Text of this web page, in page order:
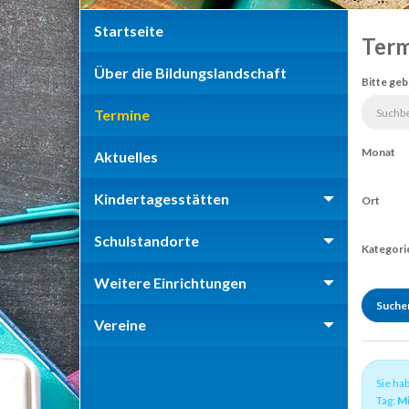
Startseite
Über die Bildungslandschaft
Termine
Aktuelles
Kindertagesstätten
Schulstandorte
Weitere Einrichtungen
Vereine
Bitte
Monat
Ort
Sie
Tag: